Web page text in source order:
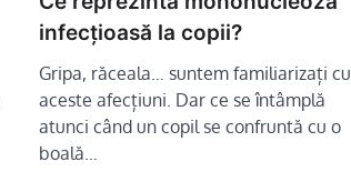
infecțioasă la copii?
Gripa, răceala… suntem familiarizați cu
aceste afecțiuni. Dar ce se întâmplă
atunci când un copil se confruntă cu o
boală…